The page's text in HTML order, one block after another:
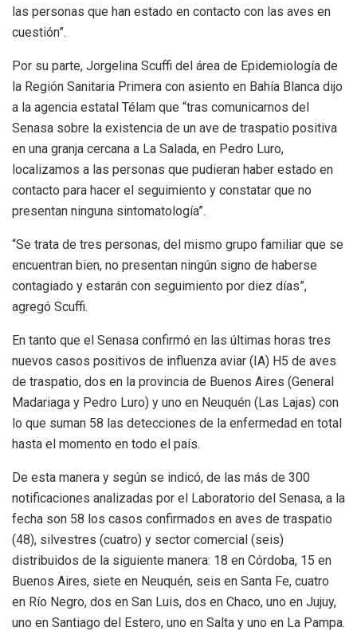
las personas que han estado en contacto con las aves en
cuestión”.
Por su parte, Jorgelina Scuffi del área de Epidemiología de
la Región Sanitaria Primera con asiento en Bahía Blanca dijo
a la agencia estatal Télam que “tras comunicarnos del
Senasa sobre la existencia de un ave de traspatio positiva
en una granja cercana a La Salada, en Pedro Luro,
localizamos a las personas que pudieran haber estado en
contacto para hacer el seguimiento y constatar que no
presentan ninguna sintomatología”.
“Se trata de tres personas, del mismo grupo familiar que se
encuentran bien, no presentan ningún signo de haberse
contagiado y estarán con seguimiento por diez días”,
agregó Scuffi.
En tanto que el Senasa confirmó en las últimas horas tres
nuevos casos positivos de influenza aviar (IA) H5 de aves
de traspatio, dos en la provincia de Buenos Aires (General
Madariaga y Pedro Luro) y uno en Neuquén (Las Lajas) con
lo que suman 58 las detecciones de la enfermedad en total
hasta el momento en todo el país.
De esta manera y según se indicó, de las más de 300
notificaciones analizadas por el Laboratorio del Senasa, a la
fecha son 58 los casos confirmados en aves de traspatio
(48), silvestres (cuatro) y sector comercial (seis)
distribuidos de la siguiente manera: 18 en Córdoba, 15 en
Buenos Aires, siete en Neuquén, seis en Santa Fe, cuatro
en Río Negro, dos en San Luis, dos en Chaco, uno en Jujuy,
uno en Santiago del Estero, uno en Salta y uno en La Pampa.